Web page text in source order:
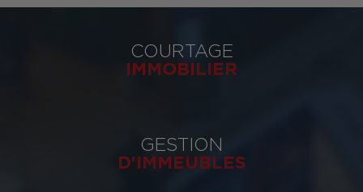
COURTAGE
IMMOBILIER
GESTION
D'IMMEUBLES